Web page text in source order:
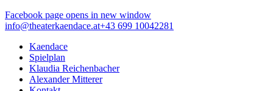
Facebook page opens in new window
info@theaterkaendace.at‭+43 699 10042281‬
Kaendace
Spielplan
Klaudia Reichenbacher
Alexander Mitterer